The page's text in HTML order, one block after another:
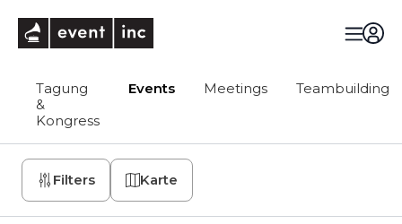
Tagung
&
Kongress
Events Meetings Teambuilding
Filters Karte